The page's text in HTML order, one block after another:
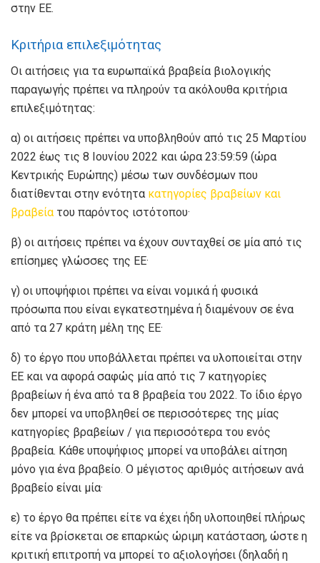
στην ΕΕ.
Κριτήρια επιλεξιμότητας
Οι αιτήσεις για τα ευρωπαϊκά βραβεία βιολογικής
παραγωγής πρέπει να πληρούν τα ακόλουθα κριτήρια
επιλεξιμότητας:
α) οι αιτήσεις πρέπει να υποβληθούν από τις 25 Μαρτίου
2022 έως τις 8 Ιουνίου 2022 και ώρα 23:59:59 (ώρα
Κεντρικής Ευρώπης) μέσω των συνδέσμων που
διατίθενται στην ενότητα κατηγορίες βραβείων και
βραβείατου παρόντος ιστότοπου·
β) οι αιτήσεις πρέπει να έχουν συνταχθεί σε μία από τις
επίσημες γλώσσες της ΕΕ·
γ) οι υποψήφιοι πρέπει να είναι νομικά ή φυσικά
πρόσωπα που είναι εγκατεστημένα ή διαμένουν σε ένα
από τα 27 κράτη μέλη της ΕΕ·
δ) το έργο που υποβάλλεται πρέπει να υλοποιείται στην
ΕΕ και να αφορά σαφώς μία από τις 7 κατηγορίες
βραβείων ή ένα από τα 8 βραβεία του 2022. Το ίδιο έργο
δεν μπορεί να υποβληθεί σε περισσότερες της μίας
κατηγορίες βραβείων / για περισσότερα του ενός
βραβεία. Κάθε υποψήφιος μπορεί να υποβάλει αίτηση
μόνο για ένα βραβείο. Ο μέγιστος αριθμός αιτήσεων ανά
βραβείο είναι μία·
ε) το έργο θα πρέπει είτε να έχει ήδη υλοποιηθεί πλήρως
είτε να βρίσκεται σε επαρκώς ώριμη κατάσταση, ώστε η
κριτική επιτροπή να μπορεί το αξιολογήσει (δηλαδή η